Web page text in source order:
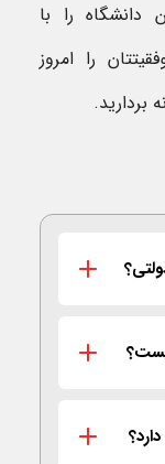
دانشگاه را با
را امروز
بردارید.